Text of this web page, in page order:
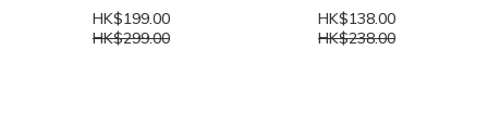
HK$199.00
HK$299.00
HK$138.00
HK$238.00